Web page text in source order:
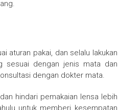
aturan pakai, dan selalu lakukan
sesuai dengan jenis mata dan
dengan dokter mata.
hindari pemakaian lensa lebih
untuk memberi kesempatan